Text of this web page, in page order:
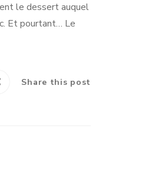
le dessert auquel
Et pourtant… Le
Share this post